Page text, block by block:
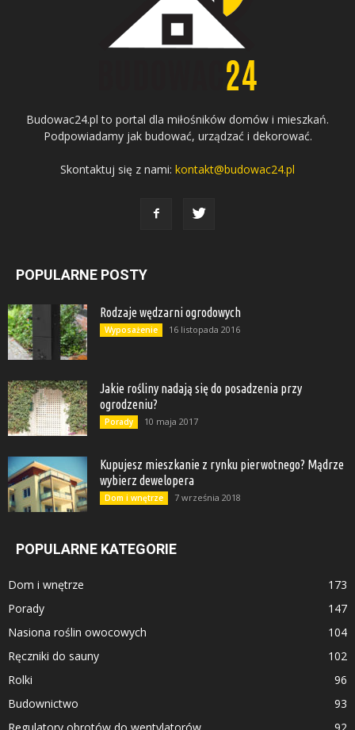
Budowac24.pl to portal dla miłośników domów i mieszkań.
Podpowiadamy jak budować, urządzać i dekorować.
Skontaktuj się z nami: kontakt@budowac24.pl
POPULARNE POSTY
Rodzaje wędzarni ogrodowych
Wyposażenie 16 listopada 2016
Jakie rośliny nadają się do posadzenia przy
ogrodzeniu?
Porady 10 maja 2017
Kupujesz mieszkanie z rynku pierwotnego? Mądrze
wybierz dewelopera
Dom i wnętrze 7 września 2018
POPULARNE KATEGORIE
Dom i wnętrze
173
Porady
147
Nasiona roślin owocowych
104
Ręczniki do sauny
102
Rolki
96
Budownictwo
93